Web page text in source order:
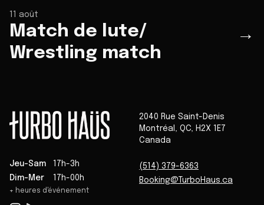
11 août
Match de lute/
Wrestling match
→
Jeu-Sam
17h-3h
Dim-Mer
17h-00h
+ heures d'événement
2040 Rue Saint-Denis
Montréal , QC, H2X 1E7
Canada
(514) 379-6363
Booking@TurboHaus.ca